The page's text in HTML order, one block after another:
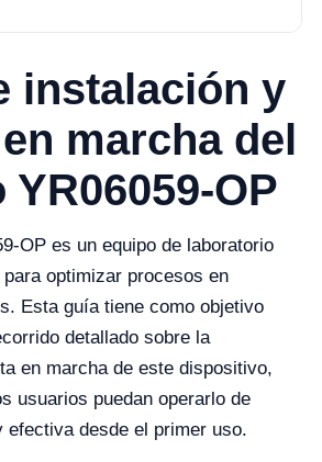
instalación y
marcha del
OP
OP es un equipo de laboratorio
optimizar procesos en
Esta guía tiene como objetivo
detallado sobre la
en marcha de este dispositivo,
usuarios puedan operarlo de
efectiva desde el primer uso.